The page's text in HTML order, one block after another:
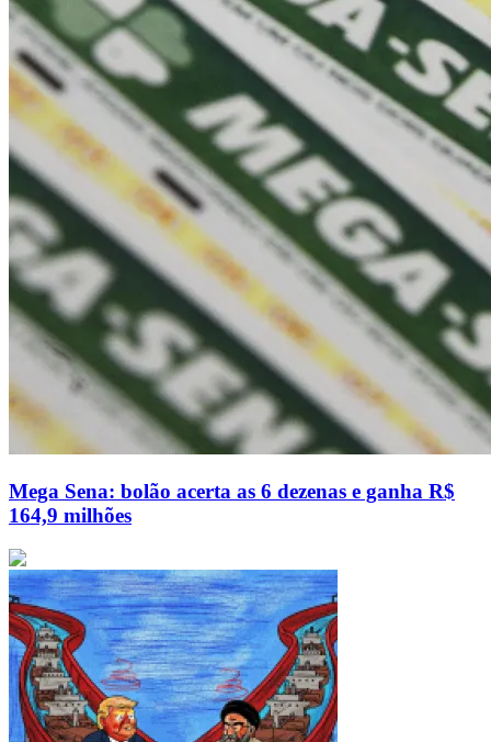
Mega Sena: bolão acerta as 6 dezenas e ganha R$
164,9 milhões